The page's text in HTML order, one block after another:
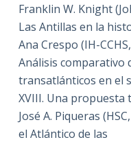
Franklin W. Knight
Las Antillas en la
Ana Crespo (IH-
Análisis comparativo
transatlánticos en el
XVIII. Una propuesta
José A. Piqueras
el Atlántico de las